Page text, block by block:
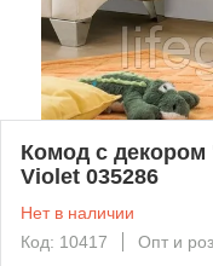
Комод с декором
Violet 035286
Нет в наличии
Код: 10417
Опт и